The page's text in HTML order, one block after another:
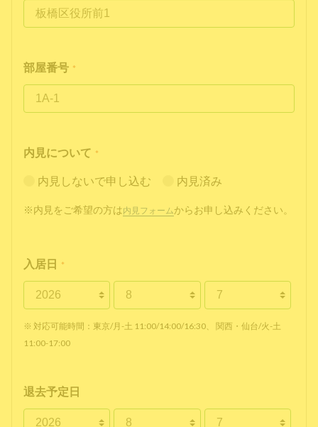
部屋番号 *
内見について *
内見しないで申し込む 内見済み
※内見をご希望の方は 内見フォームからお申し込みください。
入居日 *
※ 対応可能時間：東京/月-土 11:00/14:00/16:30、 関西・仙台/火-土
11:00-17:00
退去予定日